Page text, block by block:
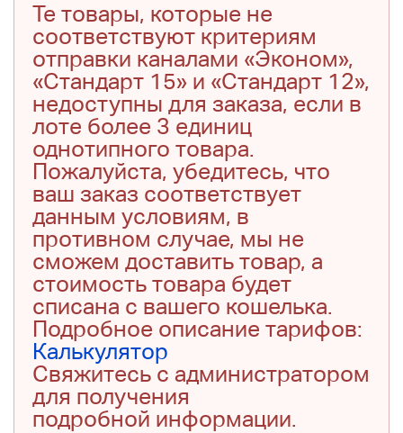
Те товары, которые не
соответствуют критериям
отправки каналами «Эконом»,
«Стандарт 15» и «Стандарт 12»,
недоступны для заказа, если в
лоте более 3 единиц
однотипного товара.
Пожалуйста, убедитесь, что
ваш заказ соответствует
данным условиям, в
противном случае, мы не
сможем доставить товар, а
стоимость товара будет
списана с вашего кошелька.
Подробное описание тарифов:
Калькулятор
Свяжитесь с администратором
для получения
подробной информации.